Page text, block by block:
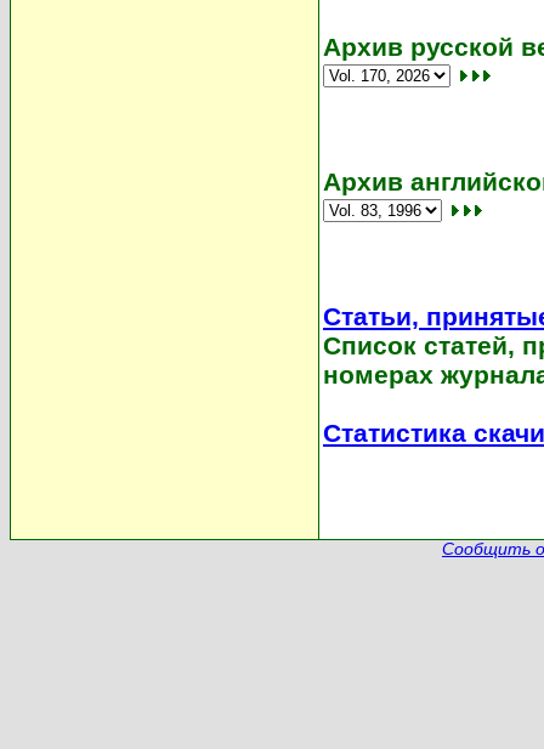
Архив русской
Архив
Статьи,
Список статей,
номерах
Статистика
Сообщить о